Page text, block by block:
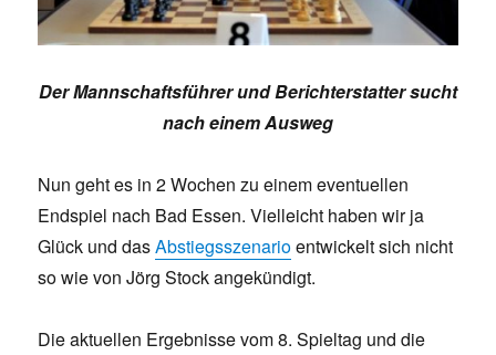
Der Mannschaftsführer und Berichterstatter sucht
nach einem Ausweg
Nun geht es in 2 Wochen zu einem eventuellen
Endspiel nach Bad Essen. Vielleicht haben wir ja
Glück und dasAbstiegsszenarioentwickelt sich nicht
so wie von Jörg Stock angekündigt.
Die aktuellen Ergebnisse vom 8. Spieltag und die